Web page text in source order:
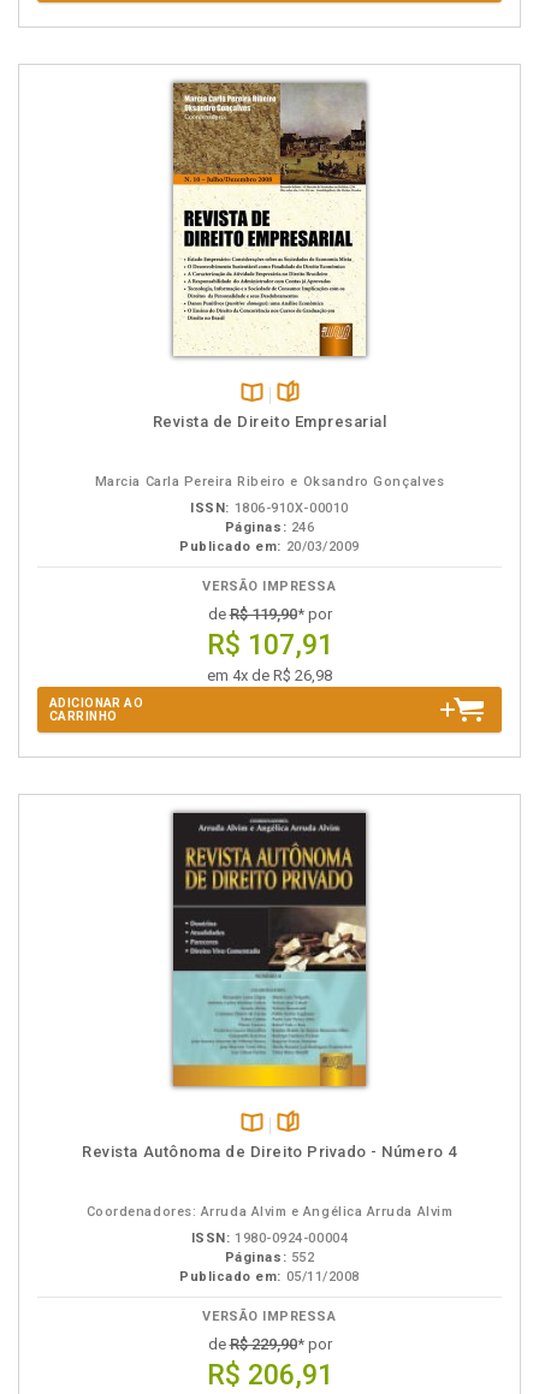
Disponível
páginas
Revista de Direito Empresarial
Marcia Carla Pereira Ribeiro e Oksandro Gonçalves
ISSN: 1806-910X-00010
Páginas: 246
Publicado em: 20/03/2009
VERSÃO IMPRESSA
deR$ 119,90* por
R$ 107,91
em 4x de R$ 26,98
ADICIONAR AO
CARRINHO
Disponível
páginas
Revista Autônoma de Direito Privado - Número 4
Coordenadores: Arruda Alvim e Angélica Arruda Alvim
ISSN: 1980-0924-00004
Páginas: 552
Publicado em: 05/11/2008
VERSÃO IMPRESSA
deR$ 229,90* por
R$ 206,91